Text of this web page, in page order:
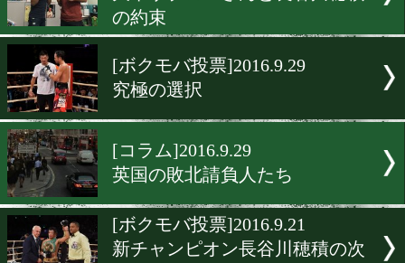
[インタビュー]2016.11.4
今、中部ボクシングが熱い
[ニュース]2016.10.11
の約束
[ボクモバ投票]2016.9.29
究極の選択